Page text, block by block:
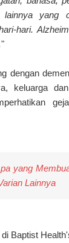
lainnya yang
hari.
"
dengan
keluarga
yang
Lainnya
Baptist